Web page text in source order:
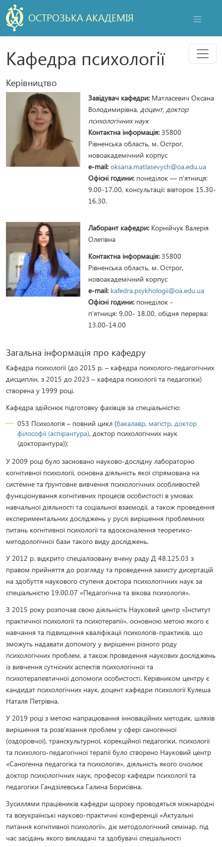
ОСТРОЗЬКА АКАДЕМІЯ
Кафедра психології Меню
Керівництво
Завідувач кафедри: Матласевич Оксана
Володимирівна, доцент, доктор
психологічних наук
Контактна інформація: 35800
Рівненська область, м. Острог,
новоакадемічний корпус
e-mail: oksana.matlasevych@oa.edu.ua
Офісні години: понеділок — п’ятниця:
9.00-17.00, консультації: вівторок 15.30-
16.30.
Лаборант кафедри: Корнійчук Валерія
Олегівна
Контактна інформація: 35800
Рівненська область, м. Острог,
новоакадемічний корпус
e-mail: kafedra.psykhologii@oa.edu.ua
Офісні години: понеділок -
п’ятниця: 9.00- 18.00, обідня перерва:
13.00-14.00
Загальна інформація про кафедру
Кафедра психології (до 2015 р. – кафедра психолого-педагогічних
дисциплін, з 2015 до 2023 – кафедра психології та педагогіки)
створена у 1999 році.
Кафедра здійснює підготовку фахівців за спеціальністю:
053 Психологія – повний цикл (бакалавр, магістр,доктор
філософії (аспірантура), доктор психологічних наук
(докторантура));
У 2009 році було засновано науково-дослідну лабораторію
когнітивної психології, основна діяльність якої спрямована на
системне та ґрунтовне вивчення психологічних особливостей
функціонування когнітивних процесів особистості в умовах
навчальної діяльності та соціальної взаємодії, а також проведення
експериментальних досліджень у руслі вирішення проблемних
питань когнітивної психології та вдосконалення теоретико-
методологічної бази такого виду досліджень.
У 2012 р. відкрито спеціалізовану вчену раду Д 48.125.03 з
правом прийняття до розгляду та проведення захисту дисертацій
на здобуття наукового ступеня доктора психологічних наук за
спеціальністю 19.00.07 «Педагогічна та вікова психологія».
З 2015 року розпочав свою діяльність Науковий центр «Інститут
практичної психології та психотерапії», основною метою якого є
навчання та підвищення кваліфікації психологів-практиків, що
зможуть надавати допомогу у вирішенні різного роду
психологічних проблем, а також проведення наукових досліджень
із вивчення сутнісних аспектів психологічної та
психотерапевтичної допомоги особистості. Керівником центру є
кандидат психологічних наук, доцент кафедри психології Кулеша
Наталя Петрівна.
У 2019 році з метою напрацювання інноваційних методик, шляхів
вирішення та розв’язання проблем у сфері саногенної
(оздоровчої), транскультурної, корекційної педагогіки, психології
та психолого-педагогічної терапії було створено Науковий центр
«Саногенна педагогіка та психологія», діяльність якого очолює
доктор психологічних наук, професор кафедри психології та
педагогіки Гандзілевська Галина Борисівна.
Зусиллями працівників кафедри щороку проводяться міжнародні
та всеукраїнські науково-практичні конференції «Актуальні
питання когнітивної психології», діє методологічний семінар, під
час засідань якого викладачі та здобувачі спеціальності